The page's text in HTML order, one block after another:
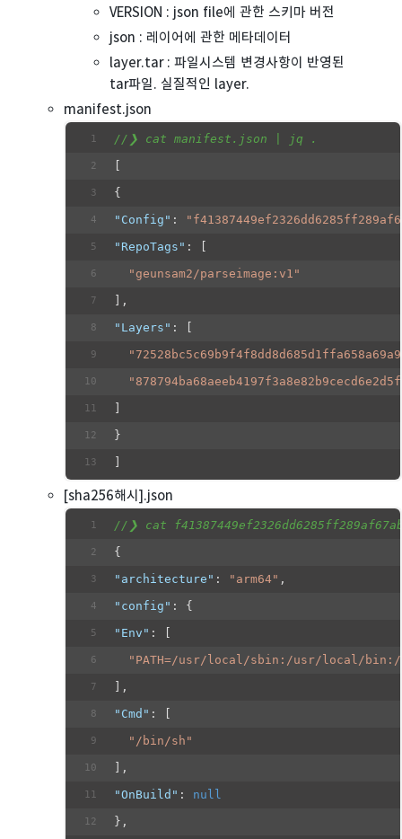
VERSION : json file에 관한 스키마 버전
json : 레이어에 관한 메타데이터
layer.tar : 파일시스템 변경사항이 반영된
tar파일. 실질적인 layer.
manifest.json
//❯ cat manifest.json | jq .
{
"Config" :
"RepoTags" : [
"geunsam2/parseimage:v1"
],
"Layers" : [
}
[sha256해시].json
//❯ cat
{
"architecture" : "arm64" ,
"config" : {
"Env" : [
"PATH=/usr/local/sbin:/usr/local/
],
"Cmd" : [
"/bin/sh"
],
"OnBuild" : null
},